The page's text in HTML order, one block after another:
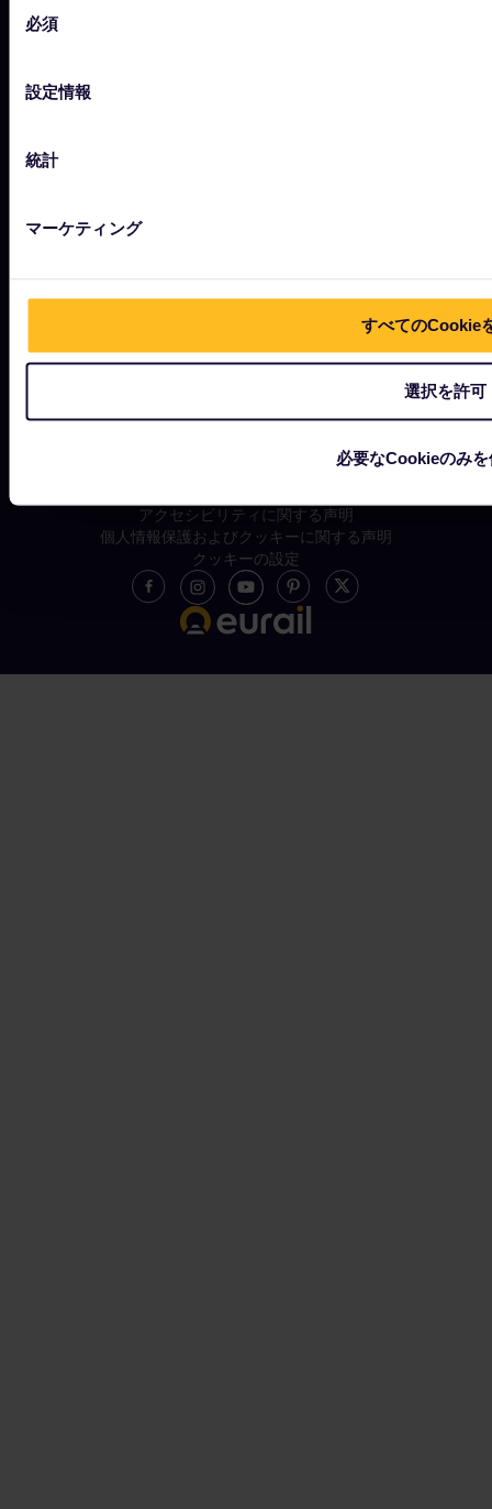
必須
設定情報
統計
マーケティング
すべてのCookie
選択を許可
必要なCookieのみ
ウェブサイトご利用規約
お知らせを受信
アクセシビリティに関する声明
個人情報保護およびクッキーに関する声明
クッキーの設定